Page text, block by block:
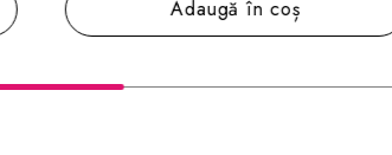
Adaugă în coș